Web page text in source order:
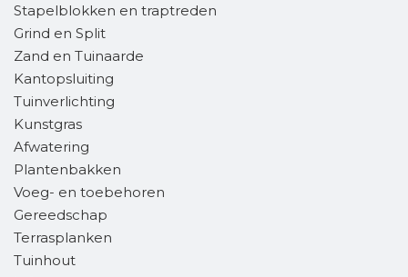
Stapelblokken en traptreden
Grind en Split
Zand en Tuinaarde
Kantopsluiting
Tuinverlichting
Kunstgras
Afwatering
Plantenbakken
Voeg- en toebehoren
Gereedschap
Terrasplanken
Tuinhout